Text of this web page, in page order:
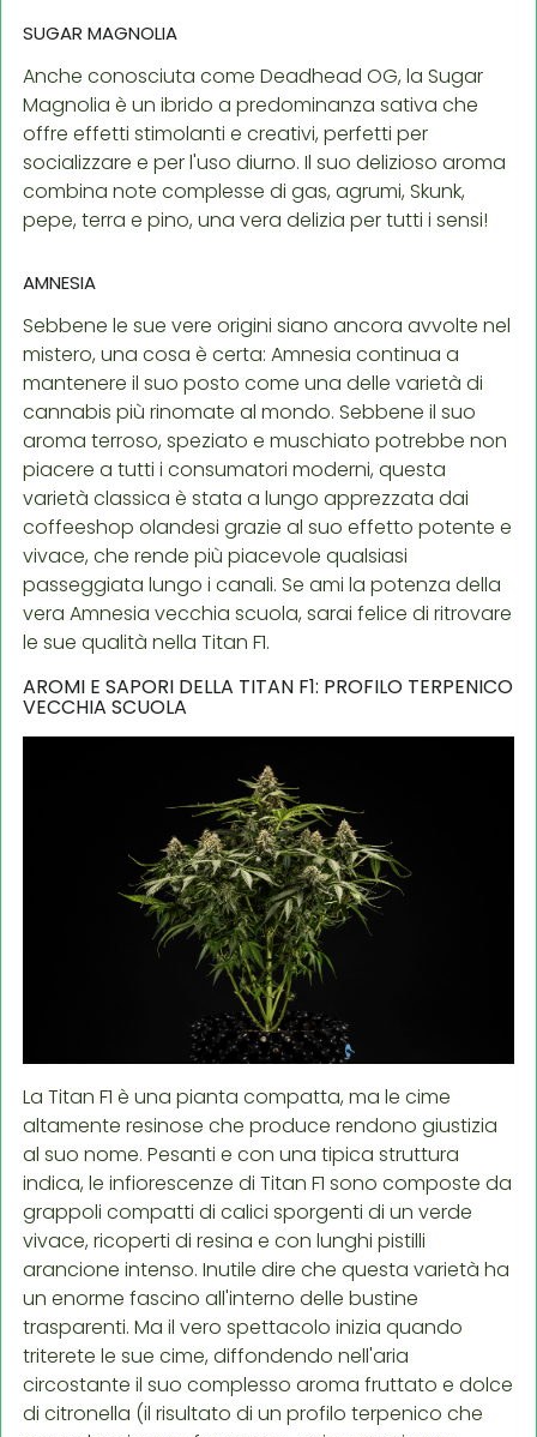
SUGAR MAGNOLIA
Anche conosciuta come Deadhead OG, la Sugar
Magnolia è un ibrido a predominanza sativa che
offre effetti stimolanti e creativi, perfetti per
socializzare e per l'uso diurno. Il suo delizioso aroma
combina note complesse di gas, agrumi, Skunk,
pepe, terra e pino, una vera delizia per tutti i sensi!
AMNESIA
Sebbene le sue vere origini siano ancora avvolte nel
mistero, una cosa è certa: Amnesia continua a
mantenere il suo posto come una delle varietà di
cannabis più rinomate al mondo. Sebbene il suo
aroma terroso, speziato e muschiato potrebbe non
piacere a tutti i consumatori moderni, questa
varietà classica è stata a lungo apprezzata dai
coffeeshop olandesi grazie al suo effetto potente e
vivace, che rende più piacevole qualsiasi
passeggiata lungo i canali. Se ami la potenza della
vera Amnesia vecchia scuola, sarai felice di ritrovare
le sue qualità nella Titan F1.
AROMI E SAPORI DELLA TITAN F1: PROFILO TERPENICO
VECCHIA SCUOLA
La Titan F1 è una pianta compatta, ma le cime
altamente resinose che produce rendono giustizia
al suo nome. Pesanti e con una tipica struttura
indica, le infiorescenze di Titan F1 sono composte da
grappoli compatti di calici sporgenti di un verde
vivace, ricoperti di resina e con lunghi pistilli
arancione intenso. Inutile dire che questa varietà ha
un enorme fascino all'interno delle bustine
trasparenti. Ma il vero spettacolo inizia quando
triterete le sue cime, diffondendo nell'aria
circostante il suo complesso aroma fruttato e dolce
di citronella (il risultato di un profilo terpenico che